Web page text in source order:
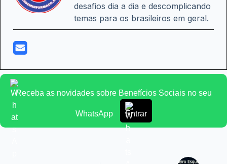
desafios dia a dia e descomplicando
temas para os brasileiros em geral.
Receba as novidades sobre Benefícios Sociais no seu
WhatsApp Entrar